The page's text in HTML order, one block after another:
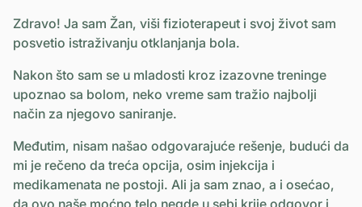
Zdravo! Ja sam Žan, viši fizioterapeut i svoj život sam
posvetio istraživanju otklanjanja bola.
Nakon što sam se u mladosti kroz izazovne treninge
upoznao sa bolom, neko vreme sam tražio najbolji
način za njegovo saniranje.
Međutim, nisam našao odgovarajuće rešenje, budući da
mi je rečeno da treća opcija, osim injekcija i
medikamenata ne postoji. Ali ja sam znao, a i osećao,
da ovo naše moćno telo negde u sebi krije odgovor i